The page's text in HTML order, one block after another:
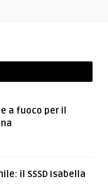
a fuoco per il
il SSSD Isabella